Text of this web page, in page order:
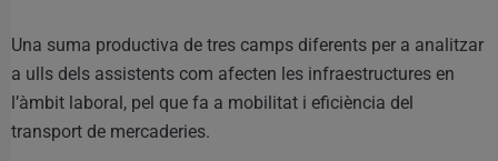
Una suma productiva de tres camps diferents per a analitzar
a ulls dels assistents com afecten les infraestructures en
l’àmbit laboral, pel que fa a mobilitat i eficiència del
transport de mercaderies.